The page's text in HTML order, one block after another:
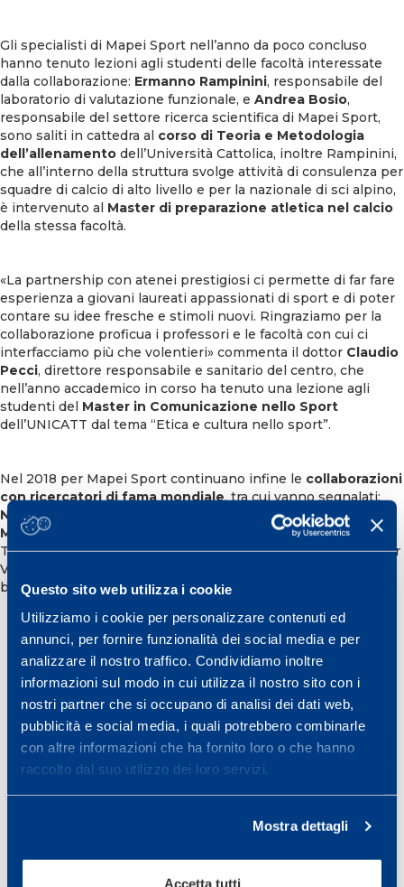
Questo sito web utilizza i cookie
Utilizziamo i cookie per personalizzare contenuti ed
annunci, per fornire funzionalità dei social media e per
analizzare il nostro traffico. Condividiamo inoltre
informazioni sul modo in cui utilizza il nostro sito con i
nostri partner che si occupano di analisi dei dati web,
pubblicità e social media, i quali potrebbero combinarle
con altre informazioni che ha fornito loro o che hanno
raccolto dal suo utilizzo dei loro servizi.
Mostra dettagli
Accetta tutti
Gli specialisti di Mapei Sport nell’anno da poco concluso
hanno tenuto lezioni agli studenti delle facoltà interessate
dalla collaborazione: Ermanno Rampinini, responsabile del
laboratorio di valutazione funzionale, e Andrea Bosio,
responsabile del settore ricerca scientifica di Mapei Sport,
sono saliti in cattedra al corso di Teoria e Metodologia
dell’allenamento dell’Università Cattolica, inoltre Rampinini,
che all’interno della struttura svolge attività di consulenza per
squadre di calcio di alto livello e per la nazionale di sci alpino,
è intervenuto al Master di preparazione atletica nel calcio
della stessa facoltà.
«La partnership con atenei prestigiosi ci permette di far fare
esperienza a giovani laureati appassionati di sport e di poter
contare su idee fresche e stimoli nuovi. Ringraziamo per la
collaborazione proficua i professori e le facoltà con cui ci
interfacciamo più che volentieri» commenta il dottor Claudio
Pecci, direttore responsabile e sanitario del centro, che
nell’anno accademico in corso ha tenuto una lezione agli
studenti del Master in Comunicazione nello Sport
dell’UNICATT dal tema “Etica e cultura nello sport”.
Nel 2018 per Mapei Sport continuano infine le collaborazioni
con ricercatori di fama mondiale, tra cui vanno segnalati:
Nicola Maffiuletti
(Schulthess Klinik, Zurigo),Samuele
Marcora
Aaron J Coutts(University of
Technology Sydney),Carlo Castagna(Università di Roma Tor
Vergata e Laboratorio di metodologia dell’allenamento e
biomeccanica applicata al calcio, Coverciano FIGC).
UNIVERSITÀ CATTOLICA DEL SACRO
CUORE
UNIVERSITÀ INSUBRIA VARESE
UNIVERSITÀ STATALE DI MILANO